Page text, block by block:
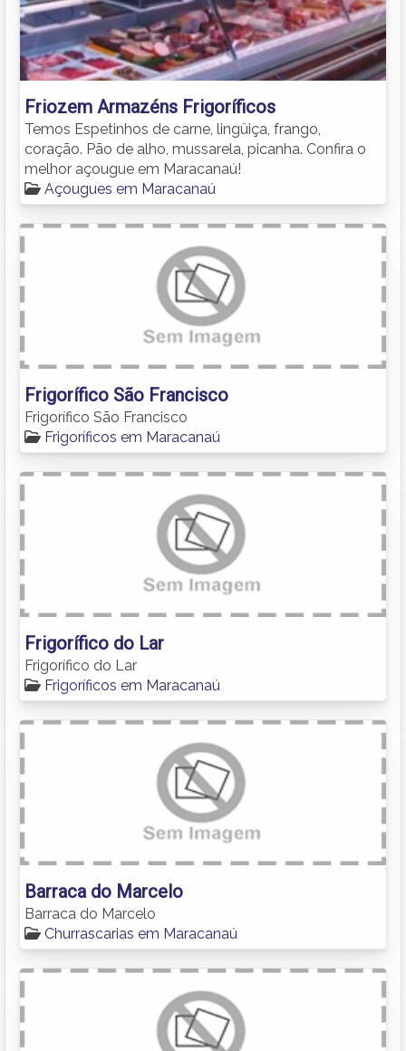
Friozem Armazéns Frigoríficos
Temos Espetinhos de carne, lingüiça, frango,
coração. Pão de alho, mussarela, picanha. Confira o
melhor açougue em Maracanaú!
Açougues em Maracanaú
Frigorífico São Francisco
Frigorífico São Francisco
Frigoríficos em Maracanaú
Frigorífico do Lar
Frigorífico do Lar
Frigoríficos em Maracanaú
Barraca do Marcelo
Barraca do Marcelo
Churrascarias em Maracanaú